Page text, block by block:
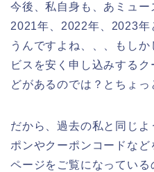
今後、私自身も、あミュー
2021年、2022年、2023年
うんですよね、、、もし
ビスを安く申し込みする
どがあるのでは？とちょっ
だから、過去の私と同じ
ポンやクーポンコードな
ページをご覧になっている